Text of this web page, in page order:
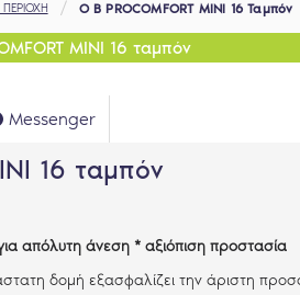
O B PROCOMFORT MINI 16 Ταμπόν
MINI 16 ταμπόν
Messenger
16 ταμπόν
απόλυτη άνεση * αξιόπιση προστασία
δομή εξασφαλίζει την άριστη